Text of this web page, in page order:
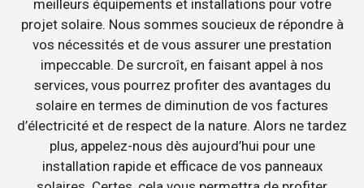
meilleurs équipements et installations pour votre
projet solaire. Nous sommes soucieux de répondre à
vos nécessités et de vous assurer une prestation
impeccable. De surcroît, en faisant appel à nos
services, vous pourrez profiter des avantages du
solaire en termes de diminution de vos factures
d’électricité et de respect de la nature. Alors ne tardez
plus, appelez-nous dès aujourd’hui pour une
installation rapide et efficace de vos panneaux